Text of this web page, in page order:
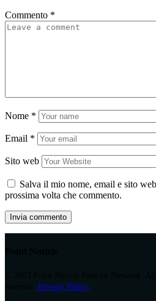
Commento *
Nome *
Email *
Sito web
Salva il mio nome, email e sito
prossima volta che commento.
Privacy Policy.